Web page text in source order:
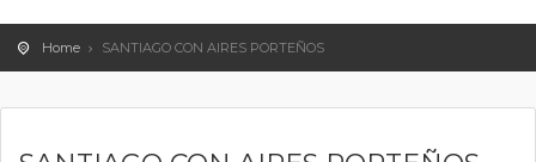
Home SANTIAGO CON AIRES PORTEÑOS